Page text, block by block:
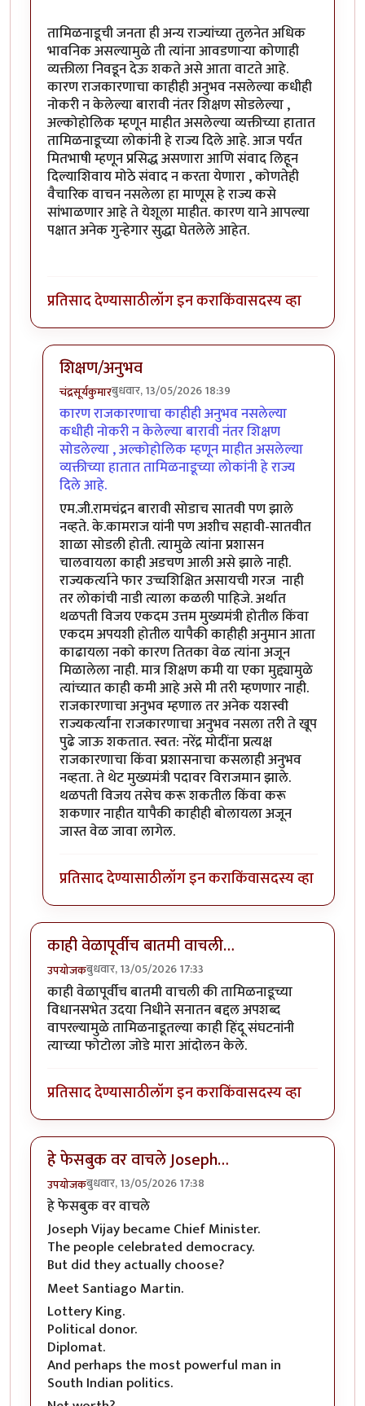
तामिळनाडूची जनता ही अन्य राज्यांच्या तुलनेत अधिक
भावनिक असल्यामुळे ती त्यांना आवडणाऱ्या कोणाही
व्यक्तीला निवडून देऊ शकते असे आता वाटते आहे.
कारण राजकारणाचा काहीही अनुभव नसलेल्या कधीही
नोकरी न केलेल्या बारावी नंतर शिक्षण सोडलेल्या ,
अल्कोहोलिक म्हणून माहीत असलेल्या व्यक्तीच्या हातात
तामिळनाडूच्या लोकांनी हे राज्य दिले आहे. आज पर्यंत
मितभाषी म्हणून प्रसिद्ध असणारा आणि संवाद लिहून
दिल्याशिवाय मोठे संवाद न करता येणारा , कोणतेही
वैचारिक वाचन नसलेला हा माणूस हे राज्य कसे
सांभाळणार आहे ते येशूला माहीत. कारण याने आपल्या
पक्षात अनेक गुन्हेगार सुद्धा घेतलेले आहेत.
प्रतिसाद देण्यासाठीलॉग इन कराकिंवासदस्य व्हा
शिक्षण/अनुभव
चंद्रसूर्यकुमारबुधवार, 13/05/2026 18:39
In reply toदोन दिवसांपूर्वी तमिळनाडूचे…by
कारण राजकारणाचा काहीही अनुभव नसलेल्या
कधीही नोकरी न केलेल्या बारावी नंतर शिक्षण
सोडलेल्या , अल्कोहोलिक म्हणून माहीत असलेल्या
व्यक्तीच्या हातात तामिळनाडूच्या लोकांनी हे राज्य
दिले आहे.
एम.जी.रामचंद्रन बारावी सोडाच सातवी पण झाले
नव्हते. के.कामराज यांनी पण अशीच सहावी-सातवीत
शाळा सोडली होती. त्यामुळे त्यांना प्रशासन
चालवायला काही अडचण आली असे झाले नाही.
राज्यकर्त्याने फार उच्चशिक्षित असायची गरज नाही
तर लोकांची नाडी त्याला कळली पाहिजे. अर्थात
थळपती विजय एकदम उत्तम मुख्यमंत्री होतील किंवा
एकदम अपयशी होतील यापैकी काहीही अनुमान आता
काढायला नको कारण तितका वेळ त्यांना अजून
मिळालेला नाही. मात्र शिक्षण कमी या एका मुद्द्यामुळे
त्यांच्यात काही कमी आहे असे मी तरी म्हणणार नाही.
राजकारणाचा अनुभव म्हणाल तर अनेक यशस्वी
राज्यकर्त्यांना राजकारणाचा अनुभव नसला तरी ते खूप
पुढे जाऊ शकतात. स्वत: नरेंद्र मोदींना प्रत्यक्ष
राजकारणाचा किंवा प्रशासनाचा कसलाही अनुभव
नव्हता. ते थेट मुख्यमंत्री पदावर विराजमान झाले.
थळपती विजय तसेच करू शकतील किंवा करू
शकणार नाहीत यापैकी काहीही बोलायला अजून
जास्त वेळ जावा लागेल.
प्रतिसाद देण्यासाठीलॉग इन कराकिंवासदस्य व्हा
काही वेळापूर्वीच बातमी वाचली…
उपयोजकबुधवार, 13/05/2026 17:33
काही वेळापूर्वीच बातमी वाचली की तामिळनाडूच्या
विधानसभेत उदया निधीने सनातन बद्दल अपशब्द
वापरल्यामुळे तामिळनाडूतल्या काही हिंदू संघटनांनी
त्याच्या फोटोला जोडे मारा आंदोलन केले.
प्रतिसाद देण्यासाठीलॉग इन कराकिंवासदस्य व्हा
हे फेसबुक वर वाचले Joseph…
उपयोजकबुधवार, 13/05/2026 17:38
हे फेसबुक वर वाचले
Joseph Vijay became Chief Minister.
The people celebrated democracy.
But did they actually choose?
Meet Santiago Martin.
Lottery King.
Political donor.
Diplomat.
And perhaps the most powerful man in
South Indian politics.